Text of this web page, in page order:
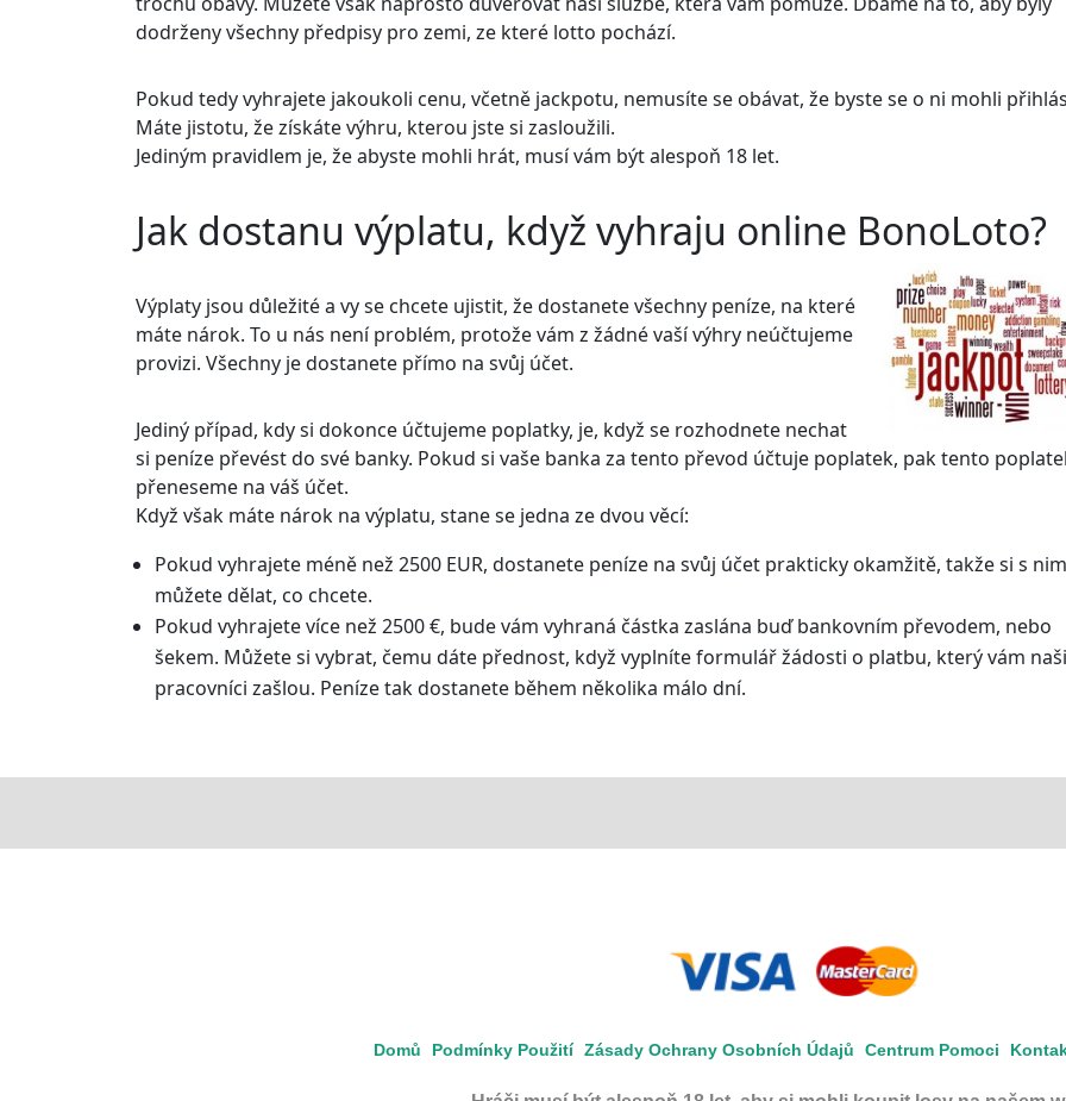
dodrženy všechny předpisy pro zemi, ze které lotto pochází.
Pokud tedy vyhrajete jakoukoli cenu, včetně jackpotu, nemusíte se obávat, že byste se o ni mohli
Máte jistotu, že získáte výhru, kterou jste si zasloužili.
Jediným pravidlem je, že abyste mohli hrát, musí vám být alespoň 18 let.
Jak dostanu výplatu, když vyhraju online BonoLoto?
Výplaty jsou důležité a vy se chcete ujistit, že dostanete všechny peníze, na které
máte nárok. To u nás není problém, protože vám z žádné vaší výhry neúčtujeme
provizi. Všechny je dostanete přímo na svůj účet.
Jediný případ, kdy si dokonce účtujeme poplatky, je, když se rozhodnete nechat
si peníze převést do své banky. Pokud si vaše banka za tento převod účtuje poplatek, pak tento
přeneseme na váš účet.
Když však máte nárok na výplatu, stane se jedna ze dvou věcí:
Pokud vyhrajete méně než 2500 EUR, dostanete peníze na svůj účet prakticky okamžitě, takže si s
můžete dělat, co chcete.
Pokud vyhrajete více než 2500 €, bude vám vyhraná částka zaslána buď bankovním převodem, nebo
šekem. Můžete si vybrat, čemu dáte přednost, když vyplníte formulář žádosti o platbu, který vám naši
pracovníci zašlou. Peníze tak dostanete během několika málo dní.
Domů Podmínky Použití Zásady Ochrany Osobních Údajů Centrum Pomoci